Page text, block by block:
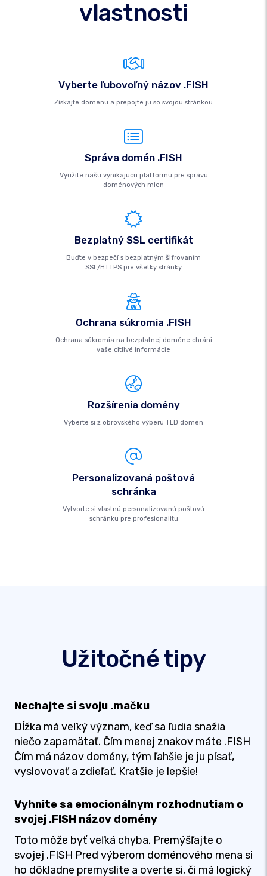
vlastnosti
Vyberte ľubovoľný názov .FISH
Získajte doménu a prepojte ju so svojou stránkou
Správa domén .FISH
Využite našu vynikajúcu platformu pre správu
doménových mien
Bezplatný SSL certifikát
Buďte v bezpečí s bezplatným šifrovaním
SSL/HTTPS pre všetky stránky
Ochrana súkromia .FISH
Ochrana súkromia na bezplatnej doméne chráni
vaše citlivé informácie
Rozšírenia domény
Vyberte si z obrovského výberu TLD domén
Personalizovaná poštová
schránka
Vytvorte si vlastnú personalizovanú poštovú
schránku pre profesionalitu
Užitočné tipy
Nechajte si svoju .mačku
Dĺžka má veľký význam, keď sa ľudia snažia
niečo zapamätať. Čím menej znakov máte .FISH
Čím má názov domény, tým ľahšie je ju písať,
vyslovovať a zdieľať. Kratšie je lepšie!
Vyhnite sa emocionálnym rozhodnutiam o
svojej .FISH názov domény
Toto môže byť veľká chyba. Premýšľajte o
svojej .FISH Pred výberom doménového mena si
ho dôkladne premyslite a overte si, či má logický